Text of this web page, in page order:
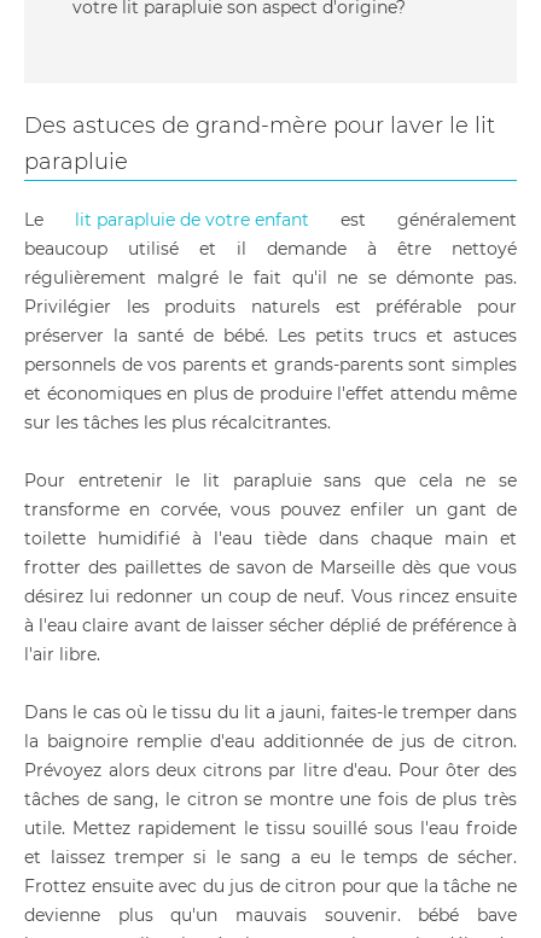
votre lit parapluie son aspect d'origine?
Des astuces de grand-mère pour laver le lit
parapluie
Le lit parapluie de votre enfant est généralement
beaucoup utilisé et il demande à être nettoyé
régulièrement malgré le fait qu'il ne se démonte pas.
Privilégier les produits naturels est préférable pour
préserver la santé de bébé. Les petits trucs et astuces
personnels de vos parents et grands-parents sont simples
et économiques en plus de produire l'effet attendu même
sur les tâches les plus récalcitrantes.
Pour entretenir le lit parapluie sans que cela ne se
transforme en corvée, vous pouvez enfiler un gant de
toilette humidifié à l'eau tiède dans chaque main et
frotter des paillettes de savon de Marseille dès que vous
désirez lui redonner un coup de neuf. Vous rincez ensuite
à l'eau claire avant de laisser sécher déplié de préférence à
l'air libre.
Dans le cas où le tissu du lit a jauni, faites-le tremper dans
la baignoire remplie d'eau additionnée de jus de citron.
Prévoyez alors deux citrons par litre d'eau. Pour ôter des
tâches de sang, le citron se montre une fois de plus très
utile. Mettez rapidement le tissu souillé sous l'eau froide
et laissez tremper si le sang a eu le temps de sécher.
Frottez ensuite avec du jus de citron pour que la tâche ne
devienne plus qu'un mauvais souvenir. bébé bave